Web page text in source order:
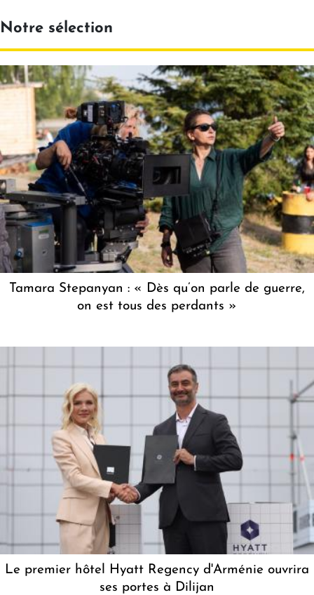
Notre sélection
Tamara Stepanyan : « Dès qu’on parle de guerre,
on est tous des perdants »
Le premier hôtel Hyatt Regency d'Arménie ouvrira
ses portes à Dilijan